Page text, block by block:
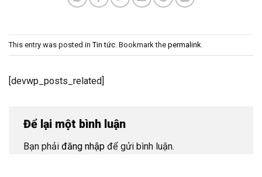
This entry was posted inTin tức . Bookmark the permalink
[devwp_posts_related]
Để lại một bình luận
Bạn phải đăng nhập để gửi bình luận.